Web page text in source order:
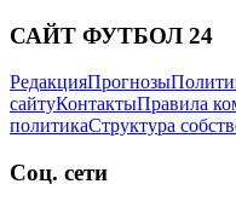
САЙТ ФУТБОЛ 24
РедакцияПрогнозы
сайтуКонтактыПравила
политикаСтруктура
Соц. сети